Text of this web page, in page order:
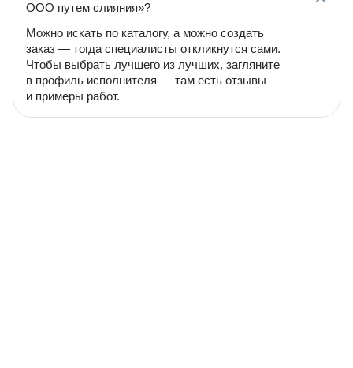
ООО путем слияния»?
Можно искать по каталогу, а можно создать
заказ — тогда специалисты откликнутся сами.
Чтобы выбрать лучшего из лучших, загляните
в профиль исполнителя — там есть отзывы
и примеры работ.